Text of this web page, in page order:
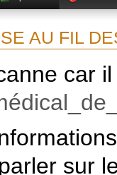
AU FIL
car
sur